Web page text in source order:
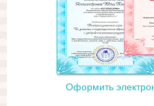
Оформить